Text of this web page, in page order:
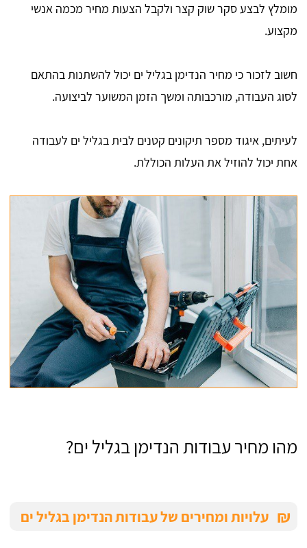
מומלץ לבצע סקר שוק קצר ולקבל הצעות מחיר מכמה אנשי
מקצוע.
חשוב לזכור כי מחיר הנדימן בגליל ים יכול להשתנות בהתאם
לסוג העבודה, מורכבותה ומשך הזמן המשוער לביצועה.
לעיתים, איגוד מספר תיקונים קטנים לבית בגליל ים לעבודה
אחת יכול להוזיל את העלות הכוללת.
מהו מחיר עבודות הנדימן בגליל ים?
₪ עלויות ומחירים של עבודות הנדימן בגליל ים